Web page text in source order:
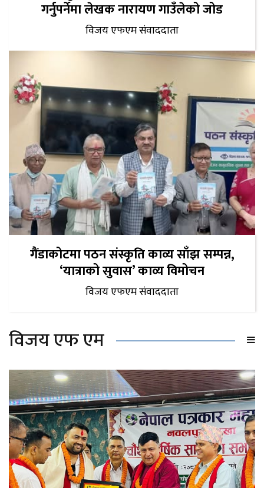
गर्नुपर्नेमा लेखक नारायण गाउँलेको जोड
विजय एफएम संवाददाता
गैंडाकोटमा पठन संस्कृति काव्य साँझ सम्पन्न,
‘यात्राको सुवास’ काव्य विमोचन
विजय एफएम संवाददाता
विजय एफ एम